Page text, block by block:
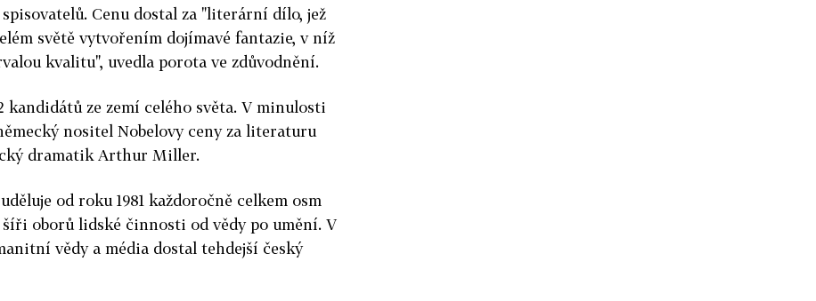
Cenu dostal za "literární dílo, jež
světě vytvořením dojímavé fantazie, v níž
kvalitu", uvedla porota ve zdůvodnění.
kandidátů ze zemí celého světa. V minulosti
nositel Nobelovy ceny za literaturu
dramatik Arthur Miller.
od roku 1981 každoročně celkem osm
oborů lidské činnosti od vědy po umění. V
vědy a média dostal tehdejší český